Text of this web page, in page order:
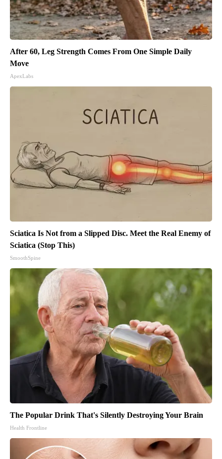
After 60, Leg Strength Comes From One Simple Daily
Move
ApexLabs
Sciatica Is Not from a Slipped Disc. Meet the Real Enemy of
Sciatica (Stop This)
SmoothSpine
The Popular Drink That's Silently Destroying Your Brain
Health Frontline